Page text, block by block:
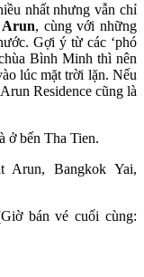
nhất nhưng vẫn chỉ
, cùng với những
Gợi ý từ các ‘phó
Bình Minh thì nên
lúc mặt trời lặn. Nếu
Residence cũng là
ở bến Tha Tien.
Arun, Bangkok Yai,
bán vé cuối cùng: